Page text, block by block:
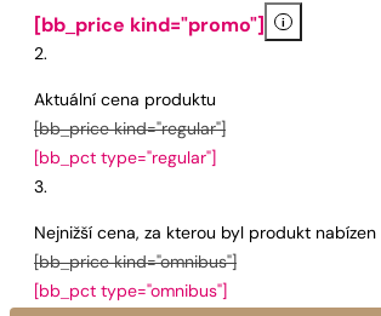
[bb_price kind="promo"] i
Aktuální cena produktu
[bb_price kind="regular"]
[bb_pct type="regular"]
Nejnižší cena, za kterou byl produkt
[bb_price kind="omnibus"]
[bb_pct type="omnibus"]